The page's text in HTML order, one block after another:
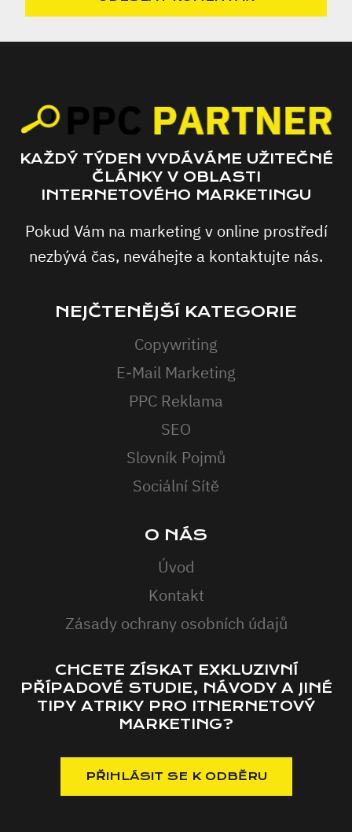
KAŽDÝ TÝDEN VYDÁVÁME UŽITEČNÉ
ČLÁNKY V OBLASTI
INTERNETOVÉHO MARKETINGU
Pokud Vám na marketing v online prostředí
nezbývá čas, neváhejte a kontaktujte nás.
NEJČTENĚJŠÍ KATEGORIE
Copywriting
E-Mail Marketing
PPC Reklama
SEO
Slovník Pojmů
Sociální Sítě
O NÁS
Úvod
Kontakt
Zásady ochrany osobních údajů
CHCETE ZÍSKAT EXKLUZIVNÍ
PŘÍPADOVÉ STUDIE, NÁVODY A JINÉ
TIPY ATRIKY PRO ITNERNETOVÝ
MARKETING?